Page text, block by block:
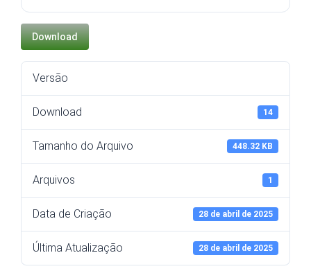
Download
Versão
Download 14
Tamanho do Arquivo 448.32 KB
Arquivos 1
Data de Criação 28 de abril de 2025
Última Atualização 28 de abril de 2025